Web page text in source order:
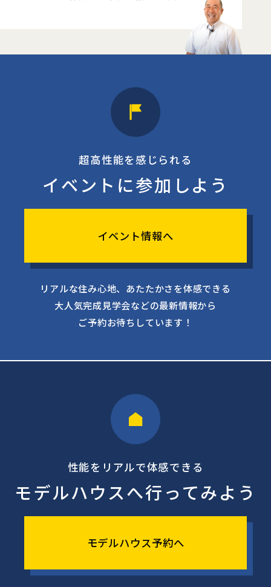
超高性能を感じられる
イベントに参加しよう
イベント情報へ
リアルな住み心地、あたたかさを体感できる
大人気完成見学会などの最新情報から
ご予約お待ちしています！
性能をリアルで体感できる
モデルハウスへ行ってみよう
モデルハウス予約へ